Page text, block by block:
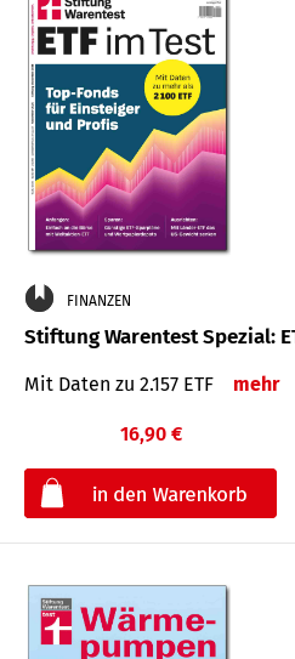
FINANZEN
Stiftung Warentest Spezial:
Mit Daten zu 2.157 ETF mehr
16,90 €